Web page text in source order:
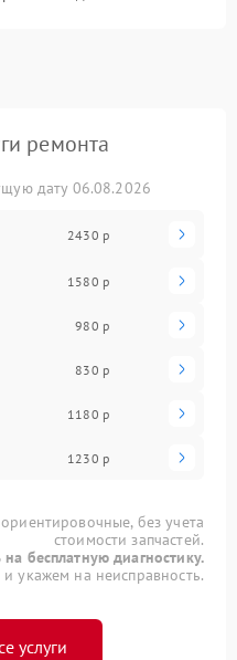
ремонта
дату 06.08.2026
2430 р
1580 р
980 р
830 р
1180 р
1230 р
без учета
стоимости запчастей.
на бесплатную диагностику.
укажем на неисправность.
услуги